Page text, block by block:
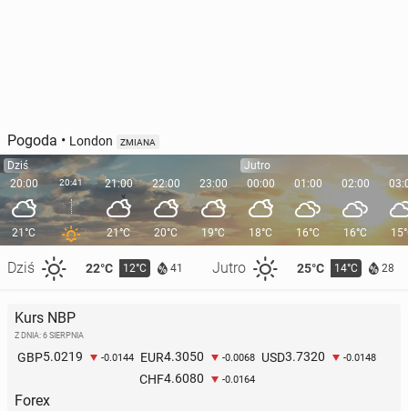
Pogoda • London ZMIANA
Dziś
20:00
21°C
Dziś 22°C 12°C 41 Jutro 25°C 14°C 28
20:41 21:00
21°C
22:00
20°C
23:00
19°C
Jutro
00:00
18°C
01:00
16°C
02:00
16°C
Kurs NBP
Z DNIA: 6 SIERPNIA
GBP5.0219 -0.0144 EUR4.3050 -0.0068 USD3.7320 -0.0148
CHF4.6080 -0.0164
Forex